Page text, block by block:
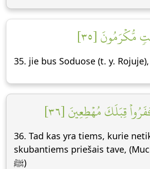
[٣٥]
35. jie bus Soduose (t. y.
قِبَلَكَ مُهۡطِعِينَ [٣٦]
36. Tad kas yra tiems, kurie
skubantiems priešais tave,
ﷺ)